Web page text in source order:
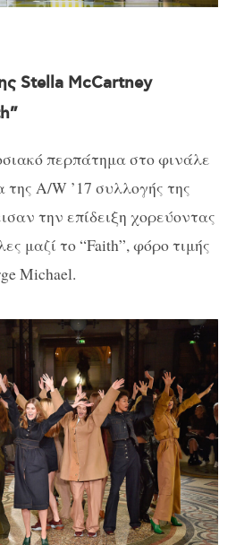
Stella McCartney
περπάτημα στο φινάλε
A/W ’17 συλλογής της
την επίδειξη χορεύοντας
μαζί το “Faith”, φόρο τιμής
Michael.